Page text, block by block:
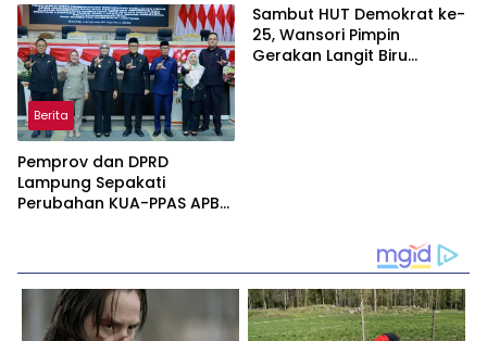
Berujung Laporan ke Polisi
Karakter Generasi Muda
Berita
Pemprov dan DPRD
Lampung Sepakati
Perubahan KUA-PPAS APBD
Sambut HUT Demokrat ke-
25, Wansori Pimpin
Gerakan Langit Biru